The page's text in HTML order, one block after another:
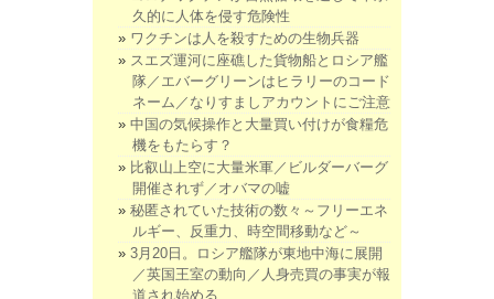
久的に人体を侵す危険性
ワクチンは人を殺すための生物兵器
スエズ運河に座礁した貨物船とロシア艦
隊／エバーグリーンはヒラリーのコード
ネーム／なりすましアカウントにご注意
中国の気候操作と大量買い付けが食糧危
機をもたらす？
比叡山上空に大量米軍／ビルダーバーグ
開催されず／オバマの嘘
秘匿されていた技術の数々～フリーエネ
ルギー、反重力、時空間移動など～
3月20日。ロシア艦隊が東地中海に展開
／英国王室の動向／人身売買の事実が報
道され始める